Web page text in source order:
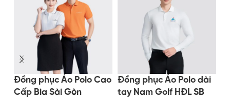
Đồng phục Áo Polo Cao
Cấp Bia Sài Gòn
Đồng phục Áo Polo dài
tay Nam Golf HĐL SB